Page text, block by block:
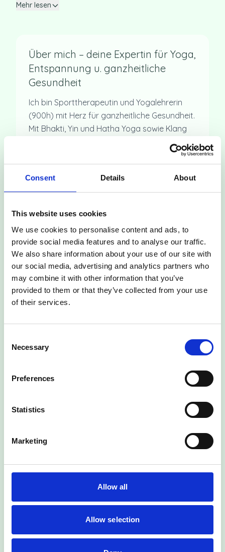
Consent Details About
This website uses cookies
We use cookies to personalise content and ads, to
provide social media features and to analyse our traffic.
We also share information about your use of our site with
our social media, advertising and analytics partners who
may combine it with other information that you’ve
provided to them or that they’ve collected from your use
of their services.
Selection
Necessary
Preferences
Statistics
Marketing
Allow all
Allow selection
Mehr lesen
Über mich – deine Expertin für Yoga,
Entspannung u. ganzheitliche
Gesundheit
Ich bin Sporttherapeutin und Yogalehrerin
(900h) mit Herz für ganzheitliche Gesundheit.
Mit Bhakti, Yin und Hatha Yoga sowie Klang
und Entspannung begleite ich dich dabei,
wieder mehr bei dir selbst anzukommen.
dem du loslassen, auftanken und dich
rundum wohlfühlen kannst. 🤍
Ganzheitlich begleitet
• Krankenkassenzertifizierte Kurse – Hatha
und Yin Yoga
• Private Yogastunden – individuell &
persönlich
• Klangmassagen – tiefe Entspannung
• Gesundheitscoaching – ganzheitlich &
nachhaltig 🤍